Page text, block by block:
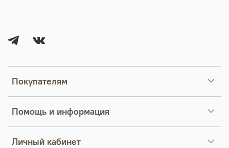
Покупателям
Помощь и информация
Личный кабинет